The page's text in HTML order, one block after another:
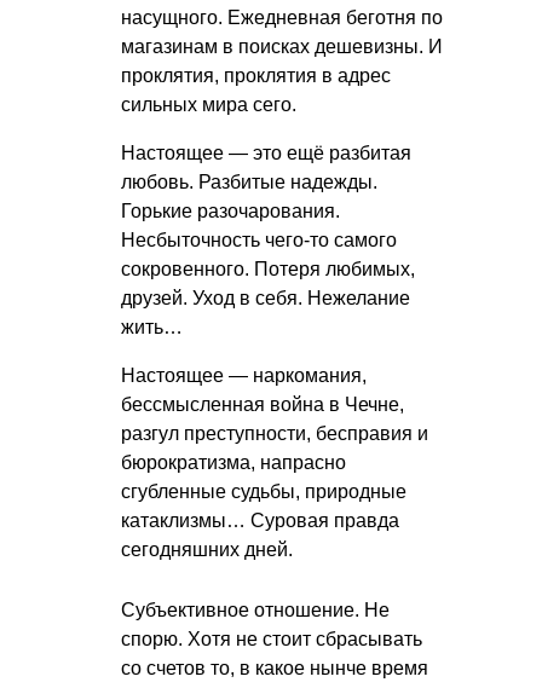
насущного. Ежедневная беготня по
магазинам в поисках дешевизны. И
проклятия, проклятия в адрес
сильных мира сего.
Настоящее — это ещё разбитая
любовь. Разбитые надежды.
Горькие разочарования.
Несбыточность чего-то самого
сокровенного. Потеря любимых,
друзей. Уход в себя. Нежелание
жить…
Настоящее — наркомания,
бессмысленная война в Чечне,
разгул преступности, бесправия и
бюрократизма, напрасно
сгубленные судьбы, природные
катаклизмы… Суровая правда
сегодняшних дней.
Субъективное отношение. Не
спорю. Хотя не стоит сбрасывать
со счетов то, в какое нынче время